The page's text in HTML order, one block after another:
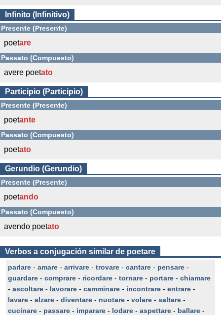
Infinito (Infinitivo)
Presente (Presente)
poetare
Passato (Compuesto)
avere poetato
Participio (Participio)
Presente (Presente)
poetante
Passato (Compuesto)
poetato
Gerundio (Gerundio)
Presente (Presente)
poetando
Passato (Compuesto)
avendo poetato
Verbos a conjugación similar de poetare
parlare - amare - arrivare - trovare - cantare - pensare -
guardare - comprare - ricordare - tornare - portare - chiamare
- ascoltare - lavorare - camminare - incontrare - entrare -
lavare - alzare - diventare - nuotare - volare - saltare -
cucinare - passare - imparare - lodare - aspettare - ballare -